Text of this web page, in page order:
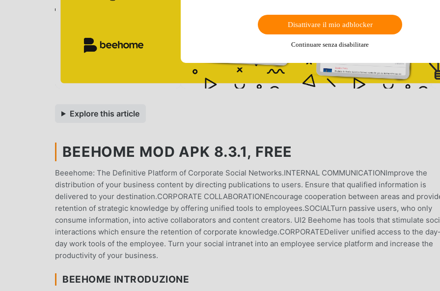
Explore this article
BEEHOME MOD APK 8.3.1, FREE
Beeehome: The Definitive Platform of Corporate Social Networks.INTERNAL COMMUNICATIONImprove the
distribution of your business content by directing publications to users. Ensure that qualified information is
delivered to your destination.CORPORATE COLLABORATIONEncourage cooperation between areas and
retention of strategic knowledge by offering unified tools to employees.SOCIALTurn passive users, who only
consume information, into active collaborators and content creators. UI2 Beehome has tools that stimulate
interactions which ensure the retention of corporate knowledge.CORPORATEDeliver unified access to the
day work tools of the employee. Turn your social intranet into an employee service platform and increase the
productivity of your business.
BEEHOME INTRODUZIONE
Disattivare il mio adblocker
Continuare senza disabilitare